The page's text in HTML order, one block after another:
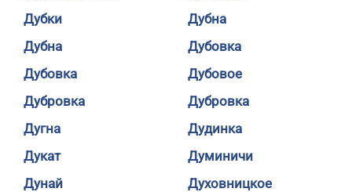
Дубки
Дубна
Дубна
Дубовка
Дубовка
Дубовое
Дубровка
Дубровка
Дугна
Дудинка
Дукат
Думиничи
Дунай
Духовницкое